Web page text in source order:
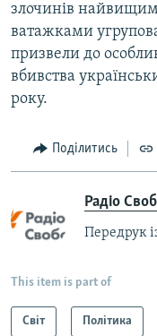
злочинів
ватажками
призвели до
вбивства
року.
Поділитись
Радіо
Передрук
This item is part of
Світ Політика